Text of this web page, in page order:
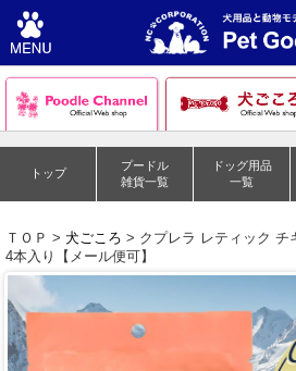
トップ
プードル
雑貨一覧
ドッグ用品
一覧
ＴＯＰ > 犬ごころ > クプレラ レティック チ
4本入り【メール便可】